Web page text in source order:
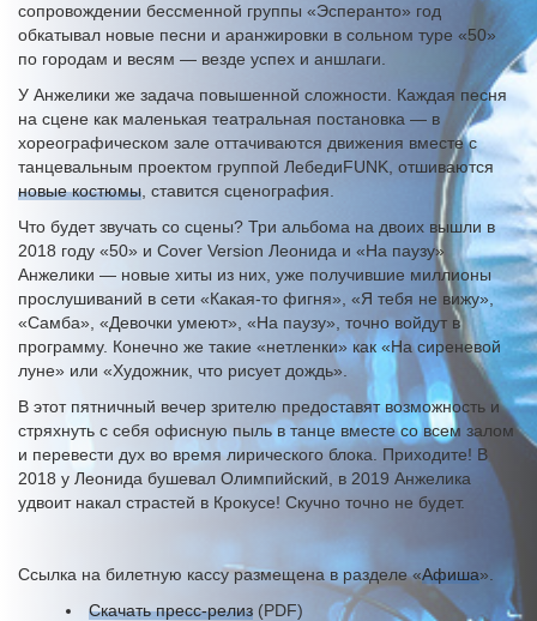
сопровождении бессменной группы «Эсперанто» год
обкатывал новые песни и аранжировки в сольном туре «50»
по городам и весям — везде успех и аншлаги.
У Анжелики же задача повышенной сложности. Каждая песня
на сцене как маленькая театральная постановка — в
хореографическом зале оттачиваются движения вместе с
танцевальным проектом группой ЛебедиFUNK, отшиваются
новые костюмы , ставится сценография.
Что будет звучать со сцены? Три альбома на двоих вышли в
2018 году «50» и Cover Version Леонида и «На паузу»
Анжелики — новые хиты из них, уже получившие миллионы
прослушиваний в сети «Какая-то фигня», «Я тебя не вижу»,
«Самба», «Девочки умеют», «На паузу», точно войдут в
программу. Конечно же такие «нетленки» как «На сиреневой
луне» или «Художник, что рисует дождь».
В этот пятничный вечер зрителю предоставят возможность и
стряхнуть с себя офисную пыль в танце вместе со всем залом
и перевести дух во время лирического блока. Приходите! В
2018 у Леонида бушевал Олимпийский, в 2019 Анжелика
удвоит накал страстей в Крокусе! Скучно точно не будет.
Ссылка на билетную кассу размещена в разделе «Афиша».
Скачать пресс-релиз (PDF)